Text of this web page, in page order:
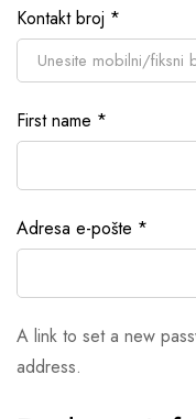
Kontakt broj *
First name *
Adresa e-pošte *
A link to set a new
address.